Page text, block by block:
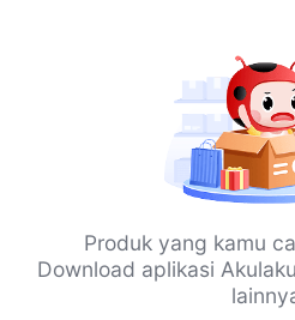
Produk yang kamu
Download aplikasi